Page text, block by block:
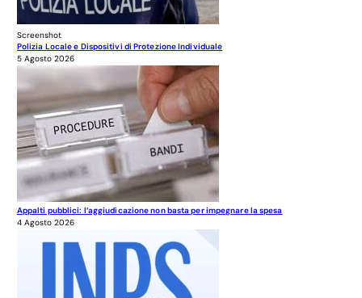
Screenshot
Polizia Locale e Dispositivi di Protezione Individuale
5 Agosto 2026
Appalti pubblici: l’aggiudicazione non basta per impegnare la spesa
4 Agosto 2026